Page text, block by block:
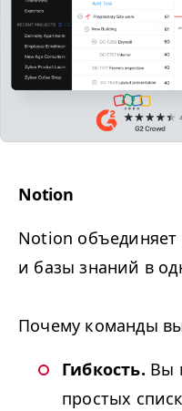
Notion
Notion объединяет
и базы знаний в
Почему команды
Гибкость. Вы
простых